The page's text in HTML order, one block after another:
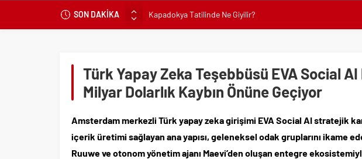
SON DAKİKA
Kaykay Şampiyonasının Kalbi Osmangazi’de Attı
Didim Belediyesi Üretiyor, Didim Güzelleşiyor
Başkan Çerçioğlu’nun Sağlık Yatırımlarından Her Gün
Türk Yapay Zeka Teşebbüsü EVA Social
Milyar Dolarlık Kaybın Önüne Geçiyor
Amsterdam merkezli Türk yapay zeka girişimi EVA Social AI stratejik
içerik üretimi sağlayan ana yapısı, geleneksel odak gruplarını ikame
Ruuwe ve otonom yönetim ajanı Maevi’den oluşan entegre